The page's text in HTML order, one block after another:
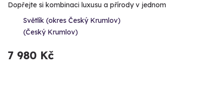
Dopřejte si kombinaci luxusu a přírody v jednom
Světlík (okres Český Krumlov)
(Český Krumlov)
7 980 Kč